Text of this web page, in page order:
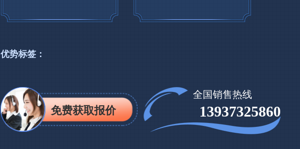
优势标签：
免费获取报价
全国销售热线
13937325860